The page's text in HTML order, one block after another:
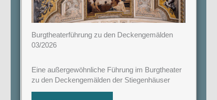
Burgtheaterführung zu den Deckengemälden
03/2026
Eine außergewöhnliche Führung im Burgtheater
zu den Deckengemälden der Stiegenhäuser